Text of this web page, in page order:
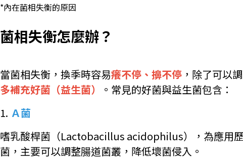
*內在菌相失衡的原因
菌相失衡怎麼辦？
當菌相失衡，換季時容易癢不停、擤不停，除了可以
多補充好菌（益生菌）
。常見的好菌與益生菌包含：
1. Ａ菌
嗜乳酸桿菌（Lactobacillus acidophilus），為應用
菌，主要可以調整腸道菌叢，降低壞菌侵入。